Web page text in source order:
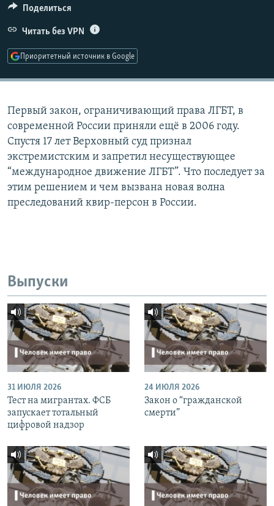
Все сайты РСЕ/РС
Поделиться
Читать без VPN
Приоритетный источник в Google
Первый закон, ограничивающий права ЛГБТ, в
современной России приняли ещё в 2006 году.
Спустя 17 лет Верховный суд признал
экстремистским и запретил несуществующее
“международное движение ЛГБТ”. Что последует за
этим решением и чем вызвана новая волна
преследований квир-персон в России.
Выпуски
31 ИЮЛЯ 2026
Тест на мигрантах. ФСБ
запускает тотальный
цифровой надзор
24 ИЮЛЯ 2026
Закон о “гражданской
смерти”